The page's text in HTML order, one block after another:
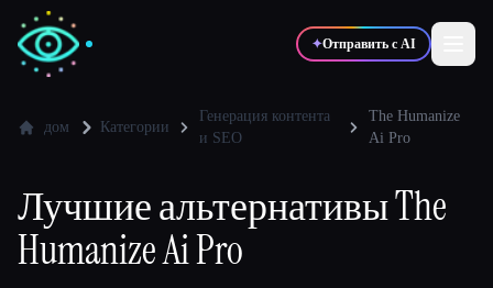
✦Отправить с AI
💻 Разработчики
дом Категории
Генерация контента
и SEO
The Humanize
Ai Pro
Лучшие альтернативы The
Humanize Ai Pro